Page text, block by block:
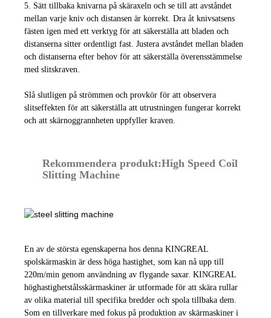
5. Sätt tillbaka knivarna på skäraxeln och se till att avståndet
mellan varje kniv och distansen är korrekt. Dra åt knivsatsens
fästen igen med ett verktyg för att säkerställa att bladen och
distanserna sitter ordentligt fast. Justera avståndet mellan bladen
och distanserna efter behov för att säkerställa överensstämmelse
med slitskraven.
Slå slutligen på strömmen och provkör för att observera
slitseffekten för att säkerställa att utrustningen fungerar korrekt
och att skärnoggrannheten uppfyller kraven.
Rekommendera produkt:High Speed ​​Coil
Slitting Machine
En av de största egenskaperna hos denna KINGREAL
spolskärmaskin är dess höga hastighet, som kan nå upp till
220m/min genom användning av flygande saxar. KINGREAL
höghastighetstålsskärmaskiner är utformade för att skära rullar
av olika material till specifika bredder och spola tillbaka dem.
Som en tillverkare med fokus på produktion av skärmaskiner i